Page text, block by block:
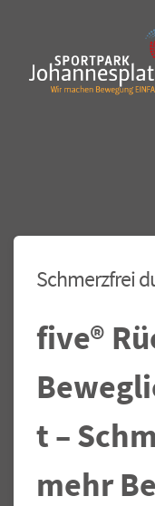
Schmerzfrei
five®
t –
mehr